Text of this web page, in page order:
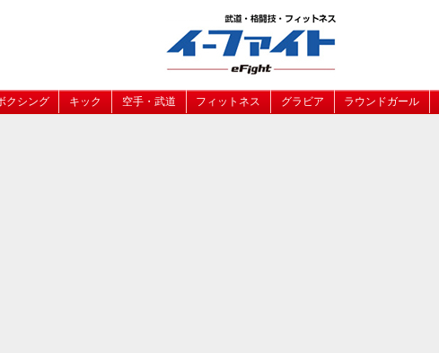
クシング キック 空手・武道 フィットネス グラビア ラウンドガール